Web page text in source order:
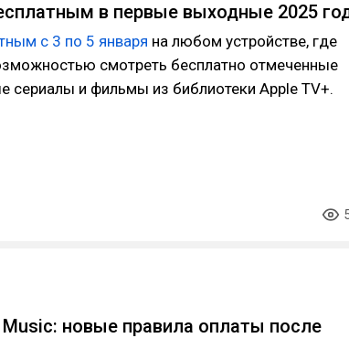
в первые выходные 2025
с 3 по 5 января на любом устройстве, где
смотреть бесплатно отмеченные
сериалы и фильмы из библиотеки Apple TV+.
новые правила оплаты после